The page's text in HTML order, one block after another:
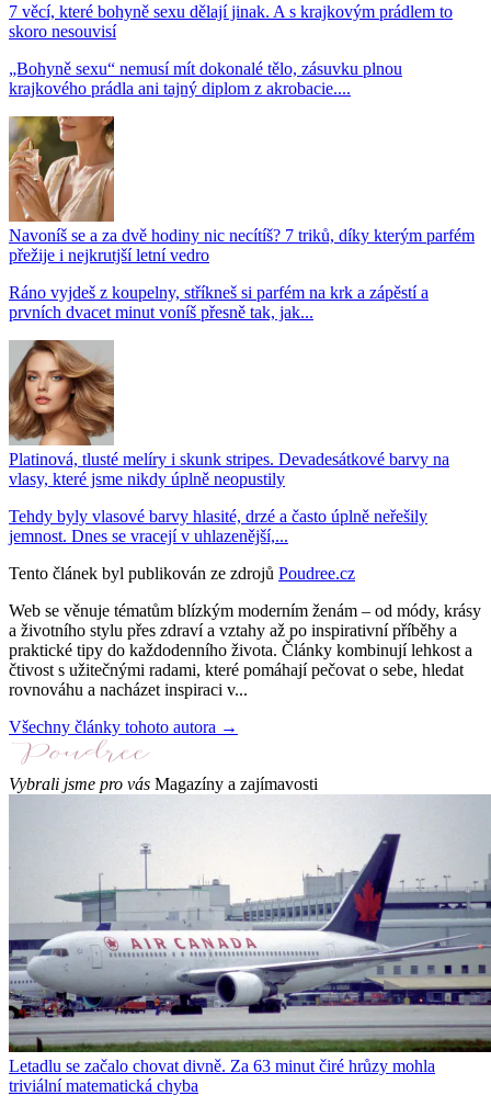
7 věcí, které bohyně sexu dělají jinak. A s krajkovým prádlem to
skoro nesouvisí
„Bohyně sexu“ nemusí mít dokonalé tělo, zásuvku plnou
krajkového prádla ani tajný diplom z akrobacie....
Navoníš se a za dvě hodiny nic necítíš? 7 triků, díky kterým parfém
přežije i nejkrutjší letní vedro
Ráno vyjdeš z koupelny, stříkneš si parfém na krk a zápěstí a
prvních dvacet minut voníš přesně tak, jak...
Platinová, tlusté melíry i skunk stripes. Devadesátkové barvy na
vlasy, které jsme nikdy úplně neopustily
Tehdy byly vlasové barvy hlasité, drzé a často úplně neřešily
jemnost. Dnes se vracejí v uhlazenější,...
Tento článek byl publikován ze zdrojů Poudree.cz
Web se věnuje tématům blízkým moderním ženám – od módy, krásy
a životního stylu přes zdraví a vztahy až po inspirativní příběhy a
praktické tipy do každodenního života. Články kombinují lehkost a
čtivost s užitečnými radami, které pomáhají pečovat o sebe, hledat
rovnováhu a nacházet inspiraci v...
Všechny články tohoto autora →
Vybrali jsme pro vás Magazíny a zajímavosti
Letadlu se začalo chovat divně. Za 63 minut čiré hrůzy mohla
triviální matematická chyba